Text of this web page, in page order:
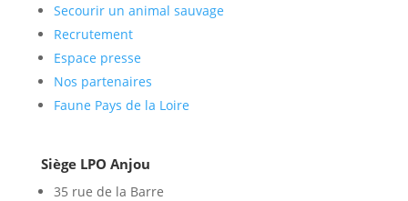
Secourir un animal sauvage
Recrutement
Espace presse
Nos partenaires
Faune Pays de la Loire
Siège LPO Anjou
35 rue de la Barre